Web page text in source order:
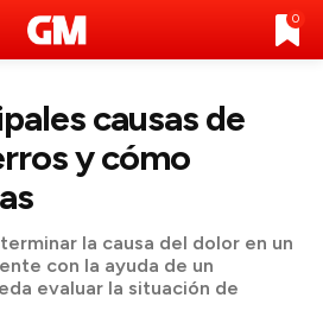
0
causas de
y cómo
la causa del dolor en un
con la ayuda de un
evaluar la situación de